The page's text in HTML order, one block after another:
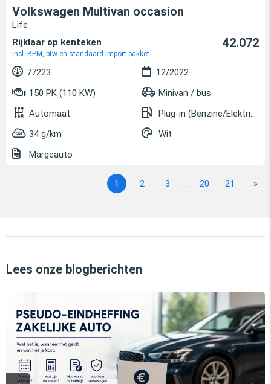
Volkswagen Multivan occasion
Life
Rijklaar op kenteken
incl. BPM, btw en standaard import pakket
42.072
77223
12/2022
150 PK (110 KW)
Minivan / bus
Automaat
Plug-in (Benzine/Elektrisch)
34 g/km
Wit
Margeauto
1 2 3 ... 20 21 »
Lees onze blogberichten